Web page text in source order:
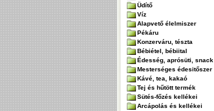
Üdítő
Víz
Alapvető élelmiszer
Pékáru
Konzerváru, tészta
Bébiétel, bébiital
Édesség, aprósüti, snack
Mesterséges édesitőszer
Kávé, tea, kakaó
Tej és hűtött termék
Sütés-főzés kellékei
Arcápolás és kellékei